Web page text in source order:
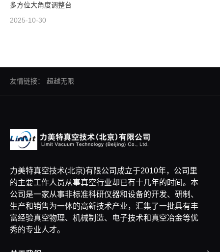
多方位大角度调整台
2025-10-30
友情链接： 超越无限
力美特真空技术(北京)有限公司成立于2010年，公司里
的主要工作人员从事真空行业却已有十几年的时间。本
公司是一家从事非标准科研仪器和设备的开发、研制、
生产和销售为一体的高新技术产业，汇集了一批具有丰
富经验真空物理、机械制造、电子技术和真空冶金等优
秀的专业人才。